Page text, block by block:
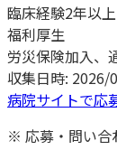
臨床経験2年以上
福利厚生
労災保険加入、
収集日時: 2026/
病院サイトで応
※ 応募・問い合